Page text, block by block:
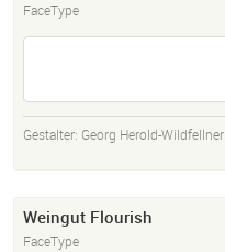
FaceType
Gestalter: Georg Herold-Wildfellner
Weingut Flourish
FaceType